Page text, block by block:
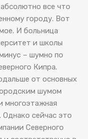
все что
городу. Вот
И больница
и школы
– шумно по
Кипра.
от основных
шумом
многоэтажная
Однако сейчас это
Северного